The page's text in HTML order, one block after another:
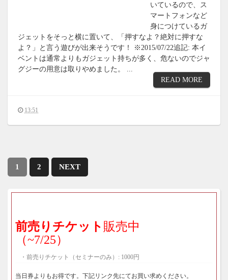
いているので、ス
マートフォンなど
身につけているガ
ジェットをそっと横に置いて、「押すなよ？絶対に押すな
よ？」と言う遊びが出来そうです！ ※2015/07/22追記: 本イ
ベントは通常よりもガジェット持ちが多く、危ないのでジャ
グジーの用意は取りやめました。 ...
READ MORE
13:51
1 2 NEXT
前売りチケット 販売中
（~7/25）
・前売りチケット（セミナーのみ）: 1000円
当日券よりもお得です。下記リンク先にてお買い求めください。